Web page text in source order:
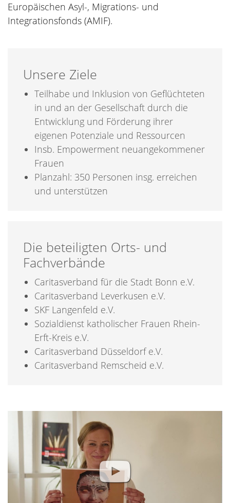
Europäischen Asyl-, Migrations- und
Integrationsfonds (AMIF).
Unsere Ziele
Teilhabe und Inklusion von Geflüchteten
in und an der Gesellschaft durch die
Entwicklung und Förderung ihrer
eigenen Potenziale und Ressourcen
Insb. Empowerment neuangekommener
Frauen
Planzahl: 350 Personen insg. erreichen
und unterstützen
Die beteiligten Orts- und
Fachverbände
Caritasverband für die Stadt Bonn e.V.
Caritasverband Leverkusen e.V.
SKF Langenfeld e.V.
Sozialdienst katholischer Frauen Rhein-
Erft-Kreis e.V.
Caritasverband Düsseldorf e.V.
Caritasverband Remscheid e.V.